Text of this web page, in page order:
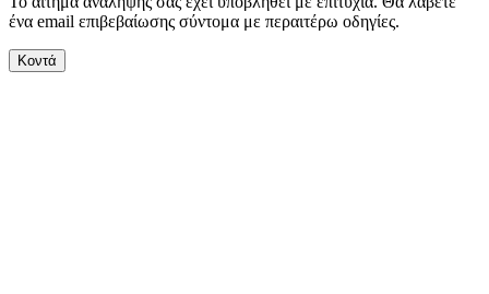
ένα email επιβεβαίωσης σύντομα με περαιτέρω οδηγίες.
Κοντά